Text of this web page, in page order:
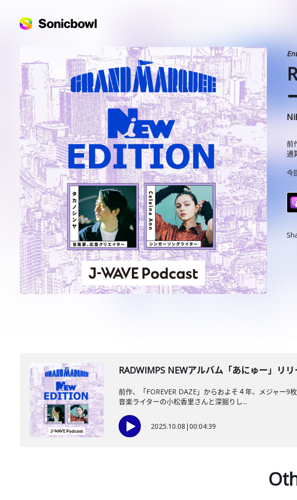
前
通
今
RADWIMPS NEWアルバム「あにゅー」リ
前作、「FOREVER DAZE」からおよそ４年、メジャー
音楽ライターの小松香里さんと深掘りし...
2025.10.08 |00:04:39